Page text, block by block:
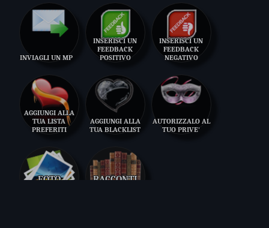
INVIAGLI UN MP
INSERISCI UN
FEEDBACK
POSITIVO
INSERISCI UN
FEEDBACK
NEGATIVO
AGGIUNGI ALLA
TUA LISTA
PREFERITI
AGGIUNGI ALLA
TUA BLACKLIST
AUTORIZZALO AL
TUO PRIVE'
FOTO
RACCONTI